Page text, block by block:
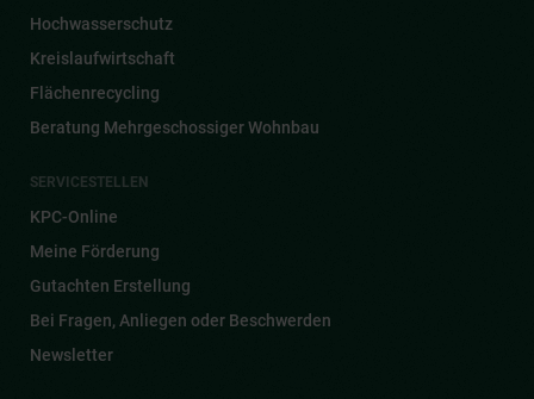
Hochwasserschutz
Kreislaufwirtschaft
Flächenrecycling
Beratung Mehrgeschossiger Wohnbau
SERVICESTELLEN
KPC-Online
Meine Förderung
Gutachten Erstellung
Bei Fragen, Anliegen oder Beschwerden
Newsletter